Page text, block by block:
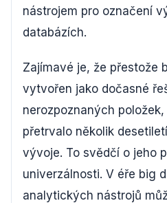
nástrojem pro označení
databázích.
Zajímavé je, že přestože
vytvořen jako dočasné
nerozpoznaných
přetrvalo několik
vývoje. To svědčí o jeho
univerzálnosti. V éře big
analytických nástrojů